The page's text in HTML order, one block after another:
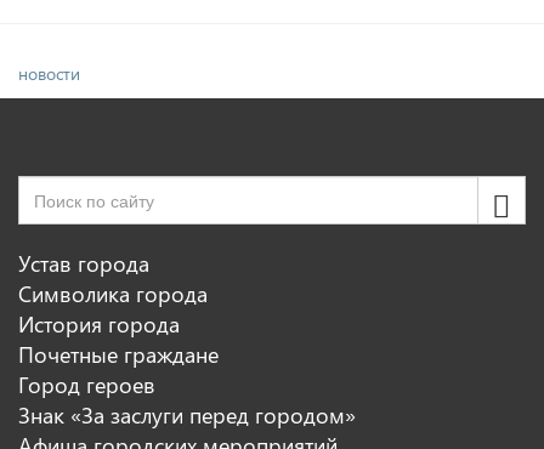
новости
Устав города
Символика города
История города
Почетные граждане
Город героев
Знак «За заслуги перед городом»